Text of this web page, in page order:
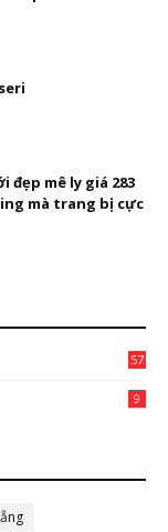
đẹp mê ly giá 283
mà trang bị cực
57
9